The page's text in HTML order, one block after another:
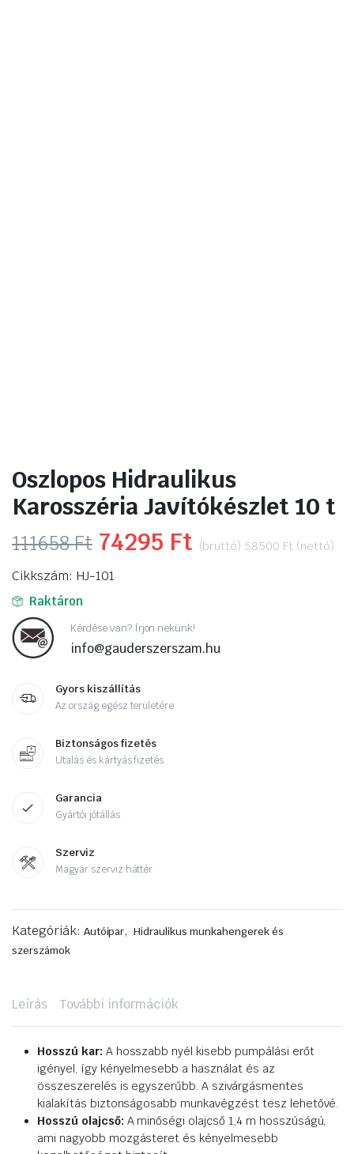
Oszlopos Hidraulikus
Karosszéria Javítókészlet 10 t
111658Ft Original
price
111658 Ft.
74295 Ft Current
74295 Ft.
(bruttó) 58500 Ft (nettó)
Cikkszám: HJ-101
Raktáron
Kérdése van? Írjon nekünk!
info@gauderszerszam.hu
Gyors kiszállítás
Az ország egész területére
Biztonságos fizetés
Utalás és kártyás fizetés.
Garancia
Gyártói jótállás
Szerviz
Magyar szerviz háttér
Kategóriák: Autóipar, Hidraulikus munkahengerek és
szerszámok
Leírás További információk
Hosszú kar: A hosszabb nyél kisebb pumpálási erőt
igényel, így kényelmesebb a használat és az
összeszerelés is egyszerűbb. A szivárgásmentes
kialakítás biztonságosabb munkavégzést tesz lehetővé.
Hosszú olajcső: A minőségi olajcső 1,4 m hosszúságú,
ami nagyobb mozgásteret és kényelmesebb